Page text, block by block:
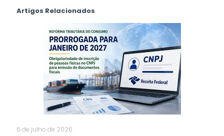
Artigos Relacionados
6 de julho de 2026